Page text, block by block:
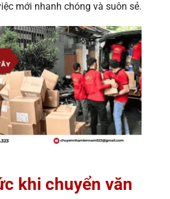
mới nhanh chóng và suôn sẻ.
khi chuyển văn